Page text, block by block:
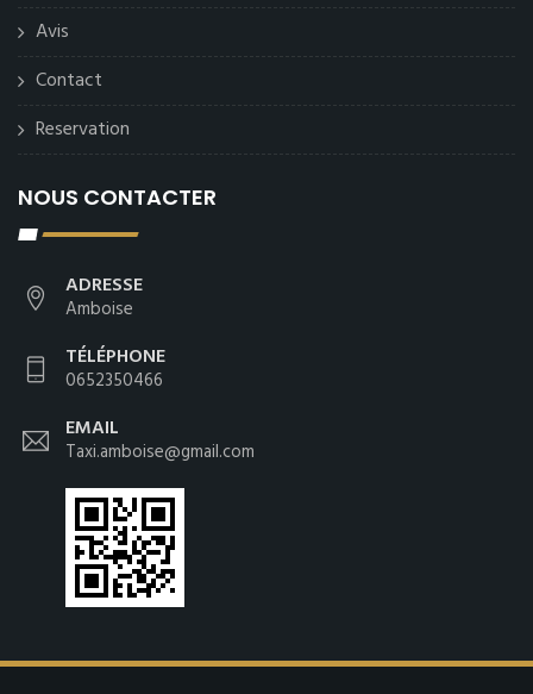
Avis
Contact
Reservation
NOUS CONTACTER
ADRESSE
Amboise
TÉLÉPHONE
0652350466
EMAIL
Taxi.amboise@gmail.com